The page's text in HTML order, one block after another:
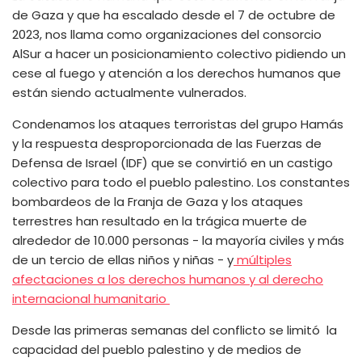
de Gaza y que ha escalado desde el 7 de octubre de
2023, nos llama como organizaciones del consorcio
AlSur a hacer un posicionamiento colectivo pidiendo un
cese al fuego y atención a los derechos humanos que
están siendo actualmente vulnerados.
Condenamos los ataques terroristas del grupo Hamás
y la respuesta desproporcionada de las Fuerzas de
Defensa de Israel (IDF) que se convirtió en un castigo
colectivo para todo el pueblo palestino. Los constantes
bombardeos de la Franja de Gaza y los ataques
terrestres han resultado en la trágica muerte de
alrededor de 10.000 personas - la mayoría civiles y más
de un tercio de ellas niños y niñas - ymúltiples
afectaciones a los derechos humanos y al derecho
internacional humanitario
Desde las primeras semanas del conflicto se limitó la
capacidad del pueblo palestino y de medios de